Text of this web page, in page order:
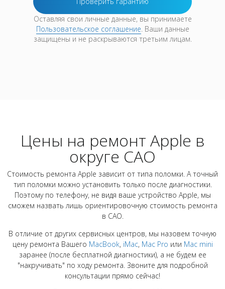
Оставляя свои личные данные, вы принимаете
Пользовательское соглашение. Ваши данные
защищены и не раскрываются третьим лицам.
Цены на ремонт Apple в
округе САО
Стоимость ремонта Apple зависит от типа поломки. А точный
тип поломки можно установить только после диагностики.
Поэтому по телефону, не видя ваше устройство Apple, мы
сможем назвать лишь ориентировочную стоимость ремонта
в САО.
В отличие от других сервисных центров, мы назовем точную
цену ремонта Вашего MacBook, iMac, Mac Pro или Mac mini
заранее (после бесплатной диагностики), а не будем ее
"накручивать" по ходу ремонта. Звоните для подробной
консультации прямо сейчас!